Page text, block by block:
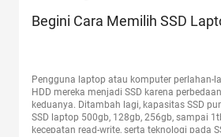
Begini Cara Memilih SSD
Pengguna laptop atau komputer perlahan-
HDD mereka menjadi SSD karena
keduanya. Ditambah lagi, kapasitas SSD
SSD laptop 500gb, 128gb, 256gb, sampai
kecepatan read-write, serta teknologi pada